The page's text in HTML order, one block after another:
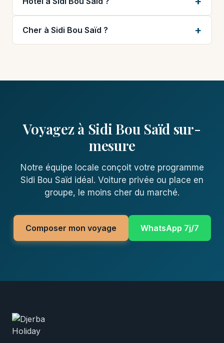
Cher à Sidi Bou Saïd ?
Voyagez à Sidi Bou Saïd sur-
mesure
Notre équipe locale conçoit votre programme
Sidi Bou Saïd idéal. Voiture privée ou place en
groupe, le moins cher du marché.
Composer mon voyage WhatsApp 7j/7